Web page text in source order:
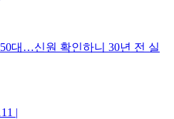
대…신원 확인하니 30년 전 실
|